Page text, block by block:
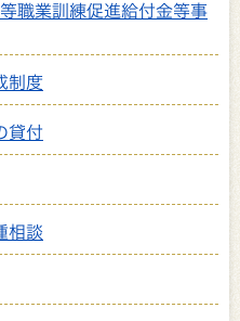
職業訓練促進給付金等事
制度
貸付
相談